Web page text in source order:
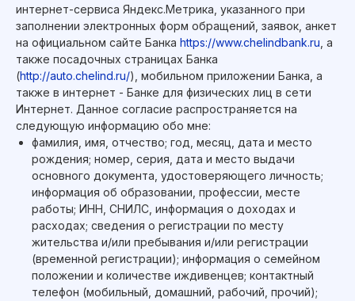
интернет-сервиса Яндекс.Метрика, указанного при
заполнении электронных форм обращений, заявок, анкет
на официальном сайте Банка https://www.chelindbank.ru , а
также посадочных страницах Банка
(http://auto.chelind.ru/), мобильном приложении Банка, а
также в интернет - Банке для физических лиц в сети
Интернет. Данное согласие распространяется на
следующую информацию обо мне:
фамилия, имя, отчество; год, месяц, дата и место
рождения; номер, серия, дата и место выдачи
основного документа, удостоверяющего личность;
информация об образовании, профессии, месте
работы; ИНН, СНИЛС, информация о доходах и
расходах; сведения о регистрации по месту
жительства и/или пребывания и/или регистрации
(временной регистрации); информация о семейном
положении и количестве иждивенцев; контактный
телефон (мобильный, домашний, рабочий, прочий);